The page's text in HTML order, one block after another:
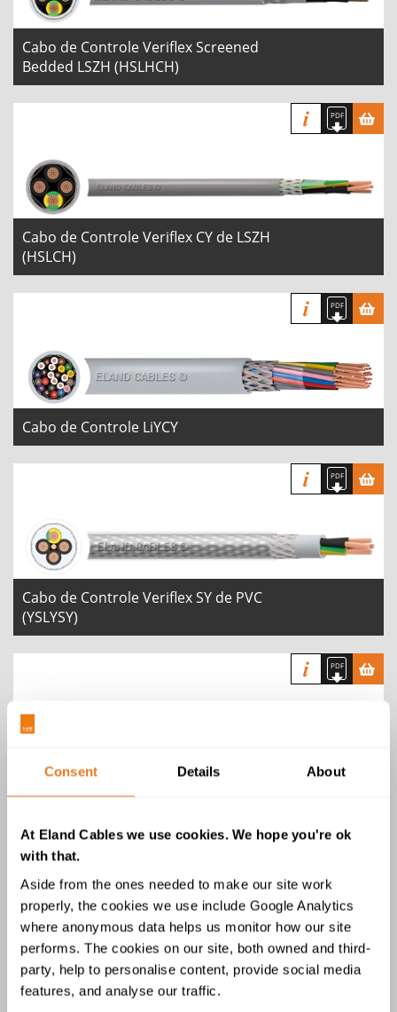
Consent Details About
At Eland Cables we use cookies. We hope you're ok
with that.
Aside from the ones needed to make our site work
properly, the cookies we use include Google Analytics
where anonymous data helps us monitor how our site
performs. The cookies on our site, both owned and third-
party, help to personalise content, provide social media
features, and analyse our traffic.
Cabo de Controle Veriflex Screened
Bedded LSZH (HSLHCH)
Cabo de Controle Veriflex CY de LSZH
(HSLCH)
Cabo de Controle LiYCY
Cabo de Controle Veriflex SY de PVC
(YSLYSY)
Cabo de Controle Veriflex YY de LSZH
(HLSH)